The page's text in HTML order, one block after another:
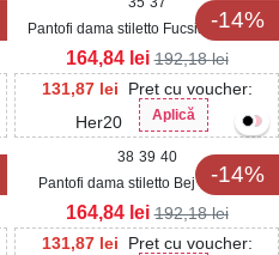
-14%
Pantofi dama stiletto Fucsia din Piele
Ecologica Yariana
131,87 lei
Pret cu voucher:
Her20
Aplică
164,84 lei 192,18lei
-14%
38 39 40
Pantofi dama stiletto Bej din Piele
Ecologica Intoarsa Yariana2
131,87 lei
Pret cu voucher:
164,84 lei 192,18lei